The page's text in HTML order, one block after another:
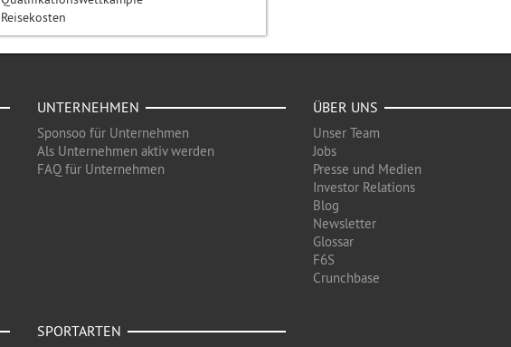
Reisekosten
UNTERNEHMEN
Sponsoo für Unternehmen
Als Unternehmen aktiv werden
FAQ für Unternehmen
ÜBER UNS
Unser Team
Jobs
Presse und Medien
Investor Relations
Blog
Newsletter
Glossar
F6S
Crunchbase
SPORTARTEN